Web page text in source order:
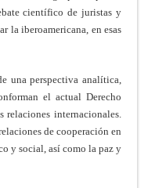
científico de juristas y
la iberoamericana, en esas
una perspectiva analítica,
el actual Derecho
internacionales.
de cooperación en
y social, así como la paz y